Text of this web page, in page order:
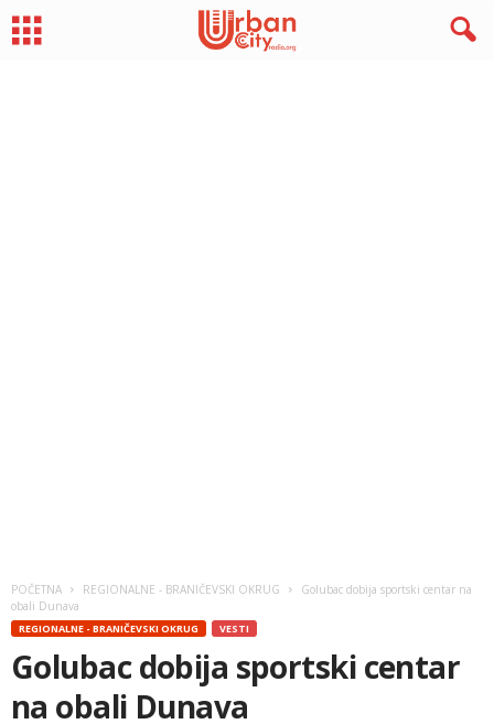
POČETNA REGIONALNE - BRANIČEVSKI OKRUG
Golubac dobija sportski centar na
obali Dunava
REGIONALNE - BRANIČEVSKI OKRUG VESTI
Golubac dobija sportski centar
na obali Dunava